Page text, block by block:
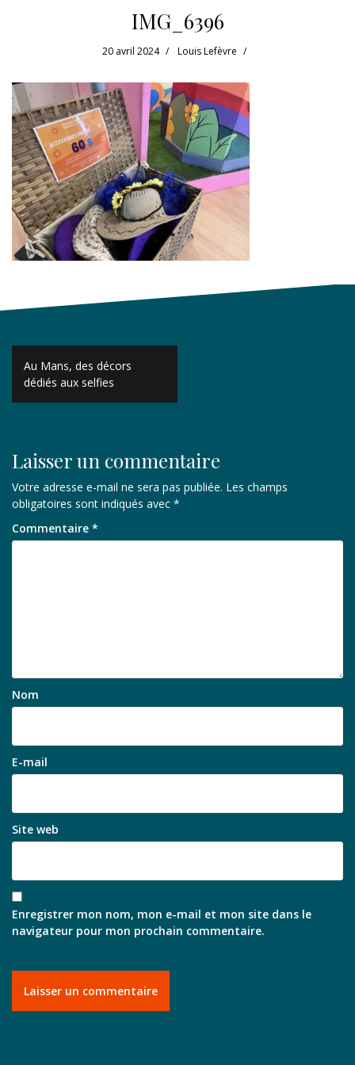
IMG_6396
20 avril 2024 Louis Lefèvre
Navigation
de
l’article
Au Mans, des décors
dédiés aux selfies
Laisser un commentaire
Votre adresse e-mail ne sera pas publiée. Les champs
obligatoires sont indiqués avec *
Commentaire *
Nom
E-mail
Site web
Enregistrer mon nom, mon e-mail et mon site dans le
navigateur pour mon prochain commentaire.